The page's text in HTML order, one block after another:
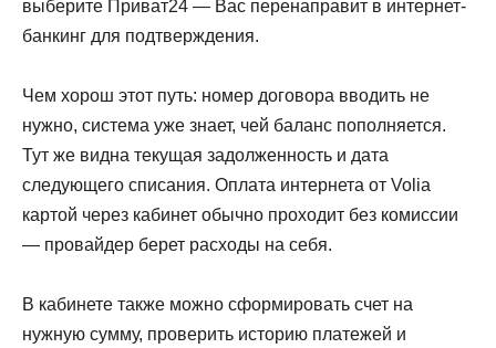
выберите Приват24 — Вас перенаправит в интернет-
банкинг для подтверждения.
Чем хорош этот путь: номер договора вводить не
нужно, система уже знает, чей баланс пополняется.
Тут же видна текущая задолженность и дата
следующего списания. Оплата интернета от Volia
картой через кабинет обычно проходит без комиссии
— провайдер берет расходы на себя.
В кабинете также можно сформировать счет на
нужную сумму, проверить историю платежей и